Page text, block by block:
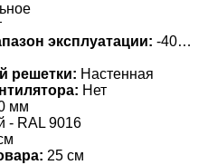
эксплуатации: -40…
решетки: Настенная
Нет
мм
- RAL 9016
25 см